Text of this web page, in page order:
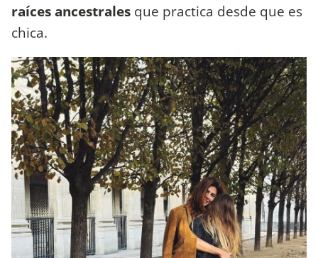
raíces ancestrales que practica desde que es
chica.